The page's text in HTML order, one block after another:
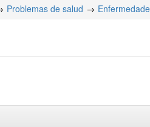
Problemas de salud